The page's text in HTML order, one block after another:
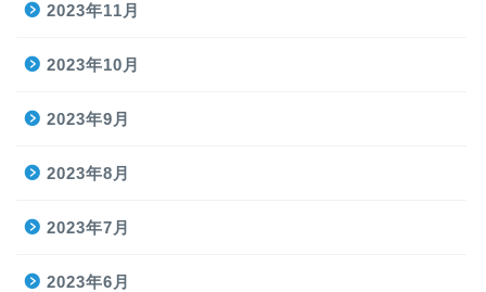
2023年11月
2023年10月
2023年9月
2023年8月
2023年7月
2023年6月